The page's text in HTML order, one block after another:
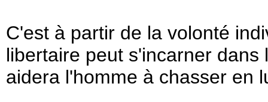
C'est à partir de la volonté
libertaire peut s'incarner
aidera l'homme à chasser en